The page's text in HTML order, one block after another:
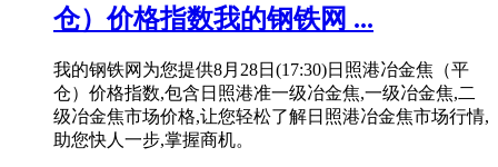
仓）价格指数我的钢铁网 ...
我的钢铁网为您提供8月28日(17:30)日照港冶金焦（平
仓）价格指数,包含日照港准一级冶金焦,一级冶金焦,二
级冶金焦市场价格,让您轻松了解日照港冶金焦市场行情,
助您快人一步,掌握商机。